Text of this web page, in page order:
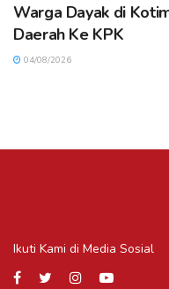
Warga Dayak di
Daerah Ke KPK
04/08/2026
Ikuti Kami di Media Sosial